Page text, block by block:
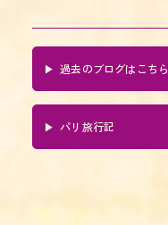
過去のブログはこちら
パリ旅行記